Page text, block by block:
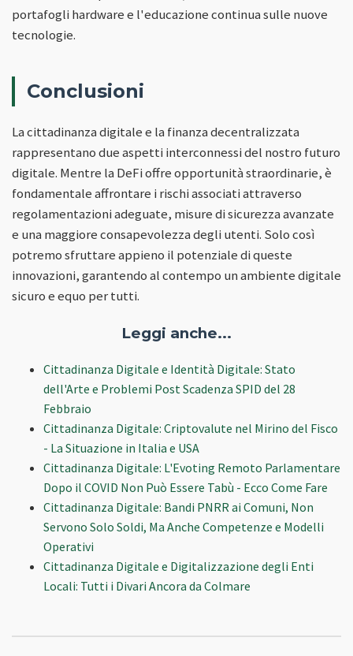
portafogli hardware e l'educazione continua sulle nuove
tecnologie.
Conclusioni
La cittadinanza digitale e la finanza decentralizzata
rappresentano due aspetti interconnessi del nostro futuro
digitale. Mentre la DeFi offre opportunità straordinarie, è
fondamentale affrontare i rischi associati attraverso
regolamentazioni adeguate, misure di sicurezza avanzate
e una maggiore consapevolezza degli utenti. Solo così
potremo sfruttare appieno il potenziale di queste
innovazioni, garantendo al contempo un ambiente digitale
sicuro e equo per tutti.
Leggi anche...
Cittadinanza Digitale e Identità Digitale: Stato
dell'Arte e Problemi Post Scadenza SPID del 28
Febbraio
Cittadinanza Digitale: Criptovalute nel Mirino del Fisco
- La Situazione in Italia e USA
Cittadinanza Digitale: L'Evoting Remoto Parlamentare
Dopo il COVID Non Può Essere Tabù - Ecco Come Fare
Cittadinanza Digitale: Bandi PNRR ai Comuni, Non
Servono Solo Soldi, Ma Anche Competenze e Modelli
Operativi
Cittadinanza Digitale e Digitalizzazione degli Enti
Locali: Tutti i Divari Ancora da Colmare